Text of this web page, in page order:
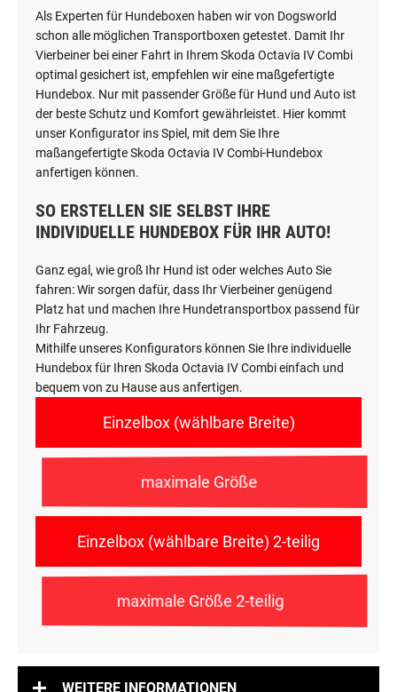
Als Experten für Hundeboxen haben wir von Dogsworld
schon alle möglichen Transportboxen getestet. Damit Ihr
Vierbeiner bei einer Fahrt in Ihrem Skoda Octavia IV Combi
optimal gesichert ist, empfehlen wir eine maßgefertigte
Hundebox. Nur mit passender Größe für Hund und Auto ist
der beste Schutz und Komfort gewährleistet. Hier kommt
unser Konfigurator ins Spiel, mit dem Sie Ihre
maßangefertigte Skoda Octavia IV Combi-Hundebox
anfertigen können.
SO ERSTELLEN SIE SELBST IHRE
INDIVIDUELLE HUNDEBOX FÜR IHR AUTO!
Ganz egal, wie groß Ihr Hund ist oder welches Auto Sie
fahren: Wir sorgen dafür, dass Ihr Vierbeiner genügend
Platz hat und machen Ihre Hundetransportbox passend für
Ihr Fahrzeug.
Mithilfe unseres Konfigurators können Sie Ihre individuelle
Hundebox für Ihren Skoda Octavia IV Combi einfach und
bequem von zu Hause aus anfertigen.
Einzelbox (wählbare Breite)
maximale Größe
Einzelbox (wählbare Breite) 2-teilig
maximale Größe 2-teilig
WEITERE INFORMATIONEN